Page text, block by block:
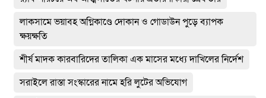
লাকসামে ভয়াবহ অগ্নিকাণ্ডে দোকান ও গোডাউন পুড়ে ব‍্যাপক
ক্ষয়ক্ষতি
শীর্ষ মাদক কারবারিদের তালিকা এক মাসের মধ্যে দাখিলের নির্দেশ
সরাইলে রাস্তা সংস্কারের নামে হরি লুটের অভিযোগ